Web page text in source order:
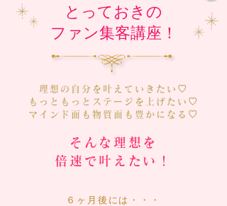
とっておきの
​ファン集客講座！
理想の自分を叶えていきたい♡
もっともっとステージを上げたい♡
マインド面も物質面も豊かになる♡
そんな理想を
倍速で叶えたい！
６ヶ月後には・・・